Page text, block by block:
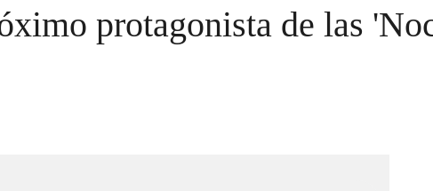
protagonista de las